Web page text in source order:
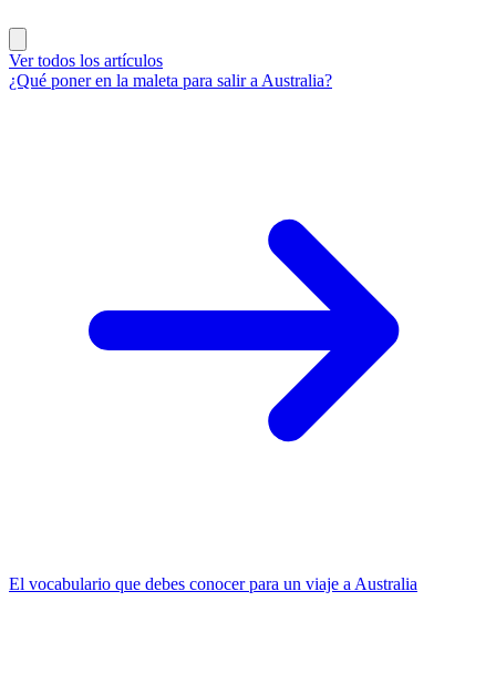
Ver todos los artículos
¿Qué poner en la maleta para salir a Australia?
El vocabulario que debes conocer para un viaje a Australia